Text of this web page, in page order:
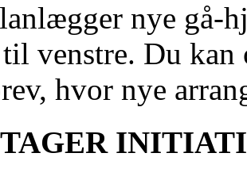
nye gå-
venstre. Du kan
hvor nye